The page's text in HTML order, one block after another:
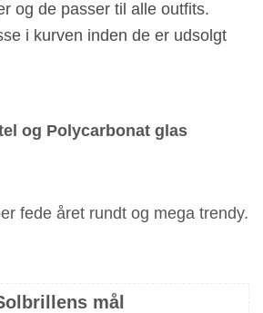
og de passer til alle outfits.
i kurven inden de er udsolgt
og Polycarbonat glas
fede året rundt og mega trendy.
mål